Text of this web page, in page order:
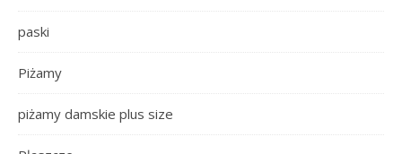
paski
Piżamy
piżamy damskie plus size